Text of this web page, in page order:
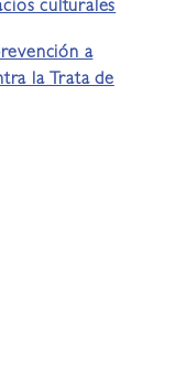
culturales
a
la Trata de